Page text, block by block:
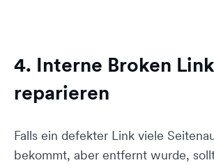
4. Interne Broken
reparieren
Falls ein defekter Link viele
bekommt, aber entfernt wurde,